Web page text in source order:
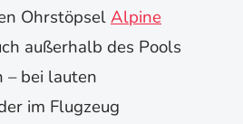
OhrstöpselAlpine
außerhalb des Pools
– bei lauten
im Flugzeug